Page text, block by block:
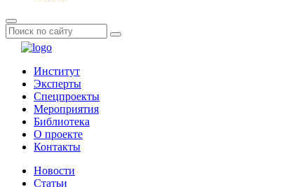
Институт
Эксперты
Спецпроекты
Мероприятия
Библиотека
О проекте
Контакты
Новости
Статьи